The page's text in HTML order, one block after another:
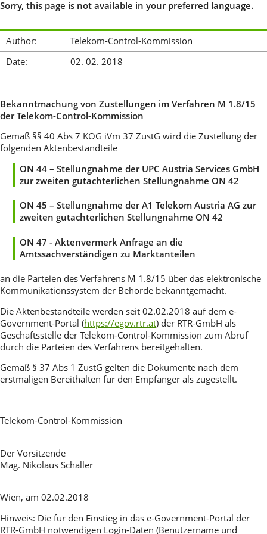
Sorry, this page is not available in your preferred language.
Author:
Telekom-Control-Kommission
Date:
02. 02. 2018
Bekanntmachung von Zustellungen im Verfahren M 1.8/15
der Telekom-Control-Kommission
Gemäß §§ 40 Abs 7 KOG iVm 37 ZustG wird die Zustellung der
folgenden Aktenbestandteile
ON 44 – Stellungnahme der UPC Austria Services GmbH
zur zweiten gutachterlichen Stellungnahme ON 42
ON 45 – Stellungnahme der A1 Telekom Austria AG zur
zweiten gutachterlichen Stellungnahme ON 42
ON 47 - Aktenvermerk Anfrage an die
Amtssachverständigen zu Marktanteilen
an die Parteien des Verfahrens M 1.8/15 über das elektronische
Kommunikationssystem der Behörde bekanntgemacht.
Die Aktenbestandteile werden seit 02.02.2018 auf dem e-
Government-Portal (https://egov.rtr.at) der RTR-GmbH als
Geschäftsstelle der Telekom-Control-Kommission zum Abruf
durch die Parteien des Verfahrens bereitgehalten.
Gemäß § 37 Abs 1 ZustG gelten die Dokumente nach dem
erstmaligen Bereithalten für den Empfänger als zugestellt.
Telekom-Control-Kommission
Der Vorsitzende
Mag. Nikolaus Schaller
Wien, am 02.02.2018
Hinweis: Die für den Einstieg in das e-Government-Portal der
RTR-GmbH notwendigen Login-Daten (Benutzername und